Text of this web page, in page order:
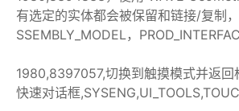
有选定的实体都会被保留和链接/复制
SSEMBLY_MODEL，
1980,8397057,切换到触摸模式并返回
快速对话框